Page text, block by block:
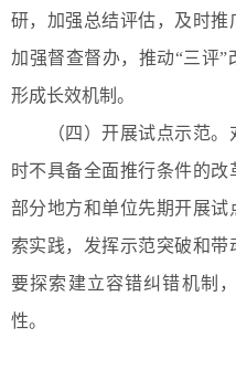
研，加强总结评估，及时推
加强督查督办，推动“三评”
形成长效机制。
（四）开展试点示范。
时不具备全面推行条件的
部分地方和单位先期开展
索实践，发挥示范突破和
要探索建立容错纠错机制
性。